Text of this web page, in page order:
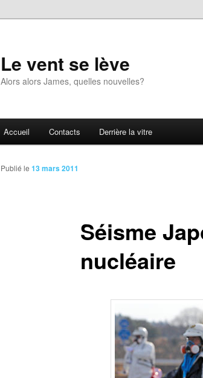
Le vent se lève
Alors alors James, quelles nouvelles?
Accueil Contacts Derrière la vitre
Séisme
nucléaire
Publié le 13 mars 2011